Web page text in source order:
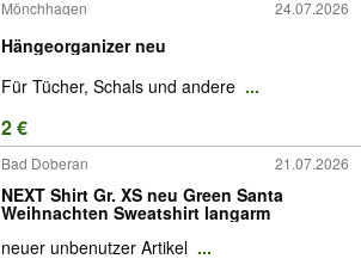
Mönchhagen 24.07.2026
Hängeorganizer neu
Für Tücher, Schals und andere ...
2 €
Bad Doberan 21.07.2026
NEXT Shirt Gr. XS neu Green Santa
Weihnachten Sweatshirt langarm
neuer unbenutzer Artikel ...